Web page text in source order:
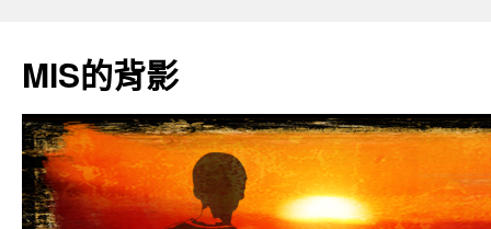
主
要
容
MIS的背影